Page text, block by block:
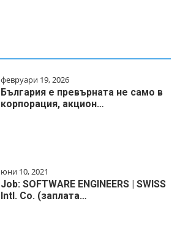
февруари 19, 2026
България е превърната не само в
корпорация, акцион…
юни 10, 2021
Job: SOFTWARE ENGINEERS | SWISS
Intl. Co. (заплата…